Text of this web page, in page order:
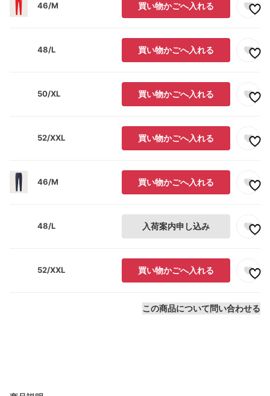
46/M 買い物かごへ入れる
48/L 買い物かごへ入れる
50/XL 買い物かごへ入れる
52/XXL 買い物かごへ入れる
46/M 買い物かごへ入れる
48/L 入荷案内申し込み
52/XXL 買い物かごへ入れる
この商品について問い合わせる